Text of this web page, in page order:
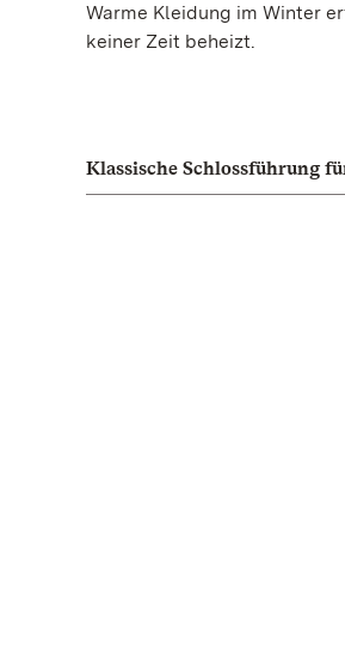
Warme Kleidung im Winter
keiner Zeit beheizt.
Klassische Schlossführung